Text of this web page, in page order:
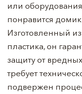
или
понравится домик
Изготовленный
пластика, он
защиту от
требует
подвержен